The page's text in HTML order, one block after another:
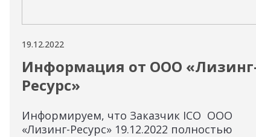
19.12.2022
Информация от ООО
Ресурс»
Информируем, что Заказчик ICO ООО
«Лизинг-Ресурс» 19.12.2022 полностью